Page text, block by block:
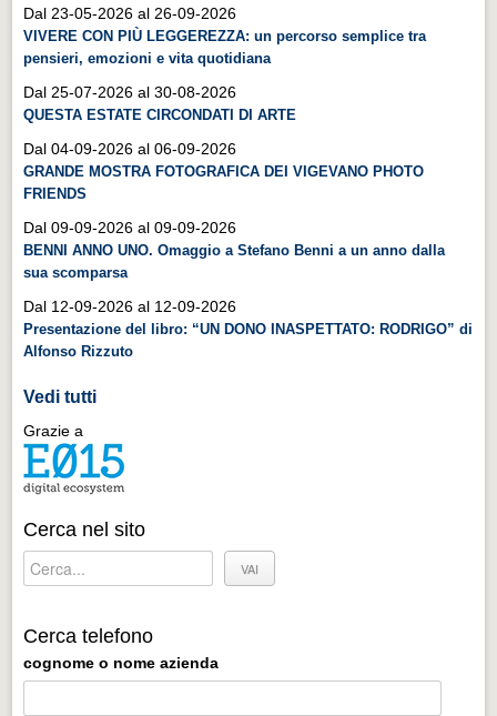
Guida turistica rapida
Guida turistica rapida
Musica e teatro
Musica e teatro
Distretto industriale
Distretto industriale
Muoversi a Vigevano
Muoversi a Vigevano
Cultura e turismo 4.0
Cultura e turismo 4.0
PROGETTI
PROGETTI
Progetti Aperti
Progetti Realizzati
EVENTI
Dal 23-05-2026 al 26-09-2026
VIVERE CON PIÙ LEGGEREZZA: un percorso semplice tra
pensieri, emozioni e vita quotidiana
Dal 25-07-2026 al 30-08-2026
QUESTA ESTATE CIRCONDATI DI ARTE
Dal 04-09-2026 al 06-09-2026
GRANDE MOSTRA FOTOGRAFICA DEI VIGEVANO PHOTO
FRIENDS
Dal 09-09-2026 al 09-09-2026
BENNI ANNO UNO. Omaggio a Stefano Benni a un anno dalla
sua scomparsa
Dal 12-09-2026 al 12-09-2026
Presentazione del libro: “UN DONO INASPETTATO: RODRIGO” di
Alfonso Rizzuto
Vedi tutti
Grazie a
Cerca nel sito
Cerca telefono
cognome o nome azienda